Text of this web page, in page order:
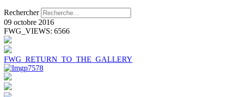
Rechercher
09 octobre 2016
FWG_VIEWS: 6566
FWG_RETURN_TO_THE_GALLERY